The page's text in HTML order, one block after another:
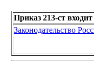
Приказ 213-ст
Законодательство